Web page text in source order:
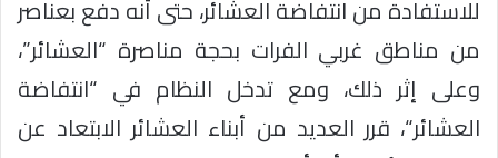
للاستفادة من انتفاضة العشائر، حتى أنه دفع بعناصر
من مناطق غربي الفرات بحجة مناصرة “العشائر”،
وعلى إثر ذلك، ومع تدخل النظام في “انتفاضة
العشائر“، قرر العديد من أبناء العشائر الابتعاد عن